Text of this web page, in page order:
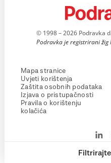
© 1998 – 2026 Podravka
Podravka je registrirani žig
Mapa stranice
Uvjeti korištenja
Zaštita osobnih podataka
Izjava o pristupačnosti
Pravila o korištenju
kolačića